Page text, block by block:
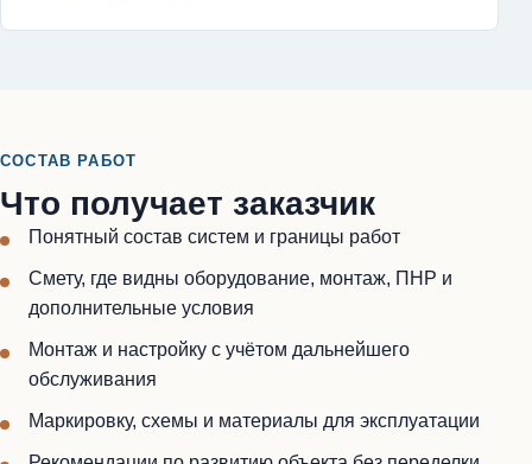
СОСТАВ РАБОТ
Что получает заказчик
Понятный состав систем и границы работ
Смету, где видны оборудование, монтаж, ПНР и
дополнительные условия
Монтаж и настройку с учётом дальнейшего
обслуживания
Маркировку, схемы и материалы для эксплуатации